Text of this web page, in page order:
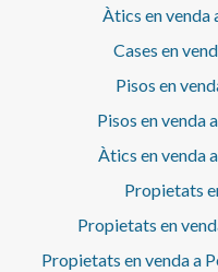
Àtics en venda
Cases en
Pisos en
Pisos en venda
Àtics en venda
Propietats
Propietats en
Propietats en venda a